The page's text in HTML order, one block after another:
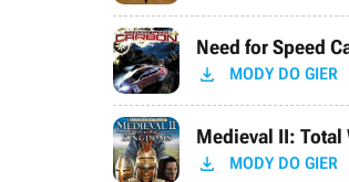
Need for Speed
 MODY DO GIER
Medieval II: Total
 MODY DO GIER